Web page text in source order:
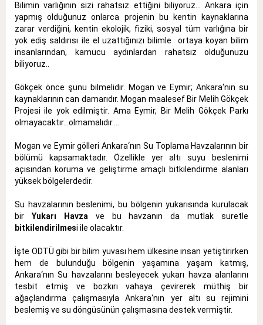
Bilimin varlığının sizi rahatsız ettiğini biliyoruz... Ankara için
yapmış olduğunuz onlarca projenin bu kentin kaynaklarına
zarar verdiğini, kentin ekolojik, fiziki, sosyal tüm varlığına bir
yok ediş saldırısı ile el uzattığınızı bilimle ortaya koyan bilim
insanlarından, kamucu aydınlardan rahatsız olduğunuzu
biliyoruz..
Gökçek önce şunu bilmelidir. Mogan ve Eymir; Ankara‘nın su
kaynaklarının can damarıdır. Mogan maalesef Bir Melih Gökçek
Projesi ile yok edilmiştir. Ama Eymir, Bir Melih Gökçek Parkı
olmayacaktır...olmamalıdır....
Mogan ve Eymir gölleri Ankara‘nın Su Toplama Havzalarının bir
bölümü kapsamaktadır. Özellikle yer altı suyu beslenimi
açısından koruma ve geliştirme amaçlı bitkilendirme alanları
yüksek bölgelerdedir.
Su havzalarının beslenimi, bu bölgenin yukarısında kurulacak
bir Yukarı Havzave bu havzanın da mutlak suretle
bitkilendirilmesi ile olacaktır.
İşte ODTÜ gibi bir bilim yuvası hem ülkesine insan yetiştirirken
hem de bulunduğu bölgenin yaşamına yaşam katmış,
Ankara‘nın Su havzalarını besleyecek yukarı havza alanlarını
tesbit etmiş ve bozkırı vahaya çevirerek müthiş bir
ağaçlandırma çalışmasıyla Ankara‘nın yer altı su rejimini
beslemiş ve su döngüsünün çalışmasına destek vermiştir.